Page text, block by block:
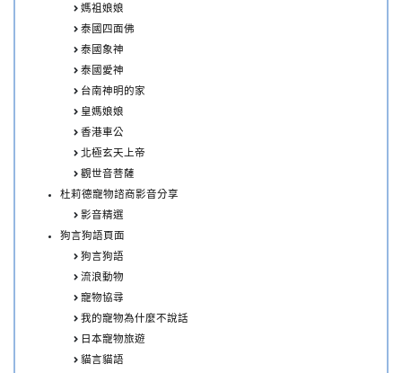
媽祖娘娘
泰國四面佛
泰國象神
泰國愛神
台南神明的家
皇媽娘娘
香港車公
北極玄天上帝
觀世音菩薩
杜莉德寵物諮商影音分享
影音精選
狗言狗語頁面
狗言狗語
流浪動物
寵物協尋
我的寵物為什麼不說話
日本寵物旅遊
貓言貓語